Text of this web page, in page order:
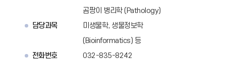
곰팡이 병리학 (Pathology)
담당과목
미생물학, 생물정보학
(Bioinformatics) 등
전화번호
032-835-8242